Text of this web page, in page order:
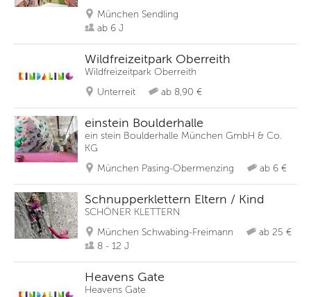
München Sendling
ab 6 J
Wildfreizeitpark Oberreith
Wildfreizeitpark Oberreith
Unterreit
ab 8,90 €
einstein Boulderhalle
ein stein Boulderhalle München GmbH & Co.
KG
München Pasing-Obermenzing
ab 6 €
Schnupperklettern Eltern / Kind
SCHÖNER KLETTERN
München Schwabing-Freimann
ab 25 €
8 - 12 J
Heavens Gate
Heavens Gate